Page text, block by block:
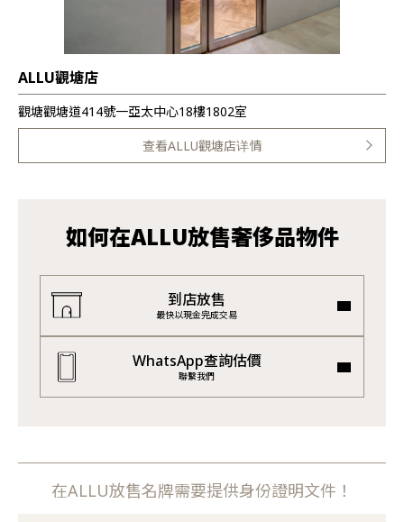
ALLU觀塘店
觀塘觀塘道414號一亞太中心18樓1802室
查看ALLU觀塘店详情
如何在ALLU放售奢侈品物件
到店放售
最快以現金完成交易
WhatsApp查詢估價
聯繫我們
在ALLU放售名牌需要提供身份證明文件！